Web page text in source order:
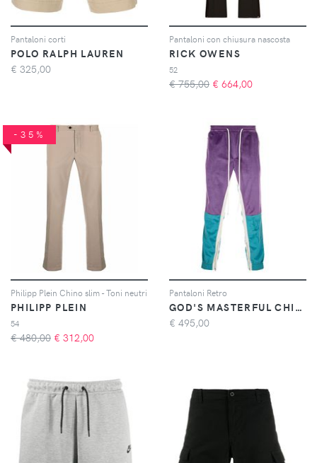
Pantaloni corti
POLO RALPH LAUREN
€ 325,00
Pantaloni con chiusura nascosta
RICK OWENS
52
€ 755,00 € 664,00
-35%
Philipp Plein Chino slim - Toni neutri
PHILIPP PLEIN
54
€ 480,00 € 312,00
Pantaloni Retro
GOD'S MASTERFUL CHILDREN
€ 495,00